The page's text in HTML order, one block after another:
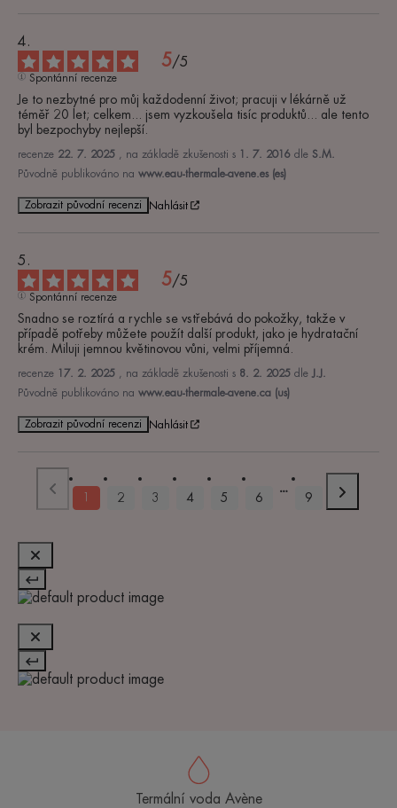
5/5
Spontánní recenze
Je to nezbytné pro můj každodenní život; pracuji v lékárně už
téměř 20 let; celkem... jsem vyzkoušela tisíc produktů... ale tento
byl bezpochyby nejlepší.
recenze 22. 7. 2025 , na základě zkušenosti s 1. 7. 2016 dle S.M.
Původně publikováno na www.eau-thermale-avene.es (es)
Zobrazit původní recenzi Nahlásit
5/5
Spontánní recenze
Snadno se roztírá a rychle se vstřebává do pokožky, takže v
případě potřeby můžete použít další produkt, jako je hydratační
krém. Miluji jemnou květinovou vůni, velmi příjemná.
recenze 17. 2. 2025 , na základě zkušenosti s 8. 2. 2025 dle
Původně publikováno na www.eau-thermale-avene.ca (us)
Zobrazit původní recenzi Nahlásit
2 3 4 5 6 9
Termální voda Avène